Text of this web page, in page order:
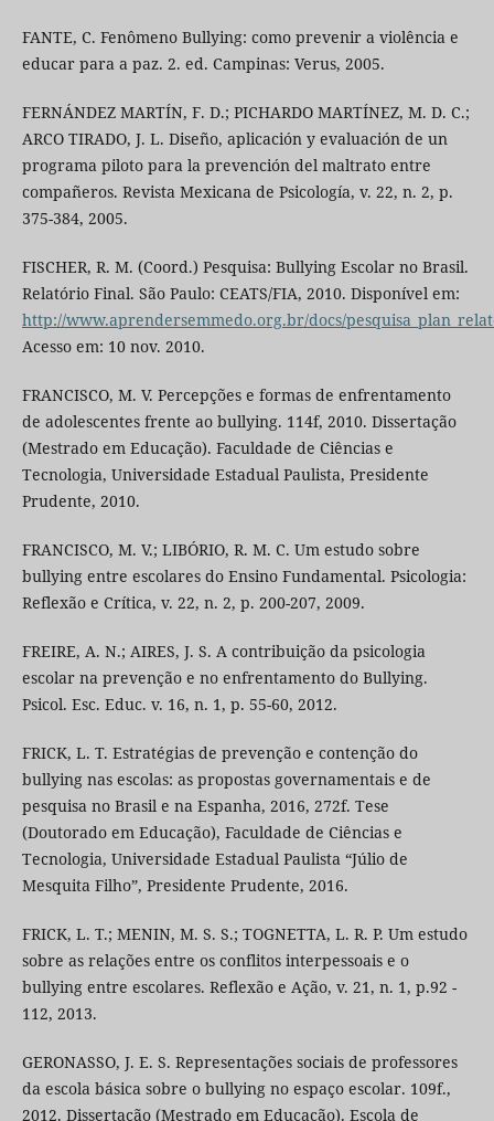
FANTE, C. Fenômeno Bullying: como prevenir a violência e
educar para a paz. 2. ed. Campinas: Verus, 2005.
FERNÁNDEZ MARTÍN, F. D.; PICHARDO MARTÍNEZ, M. D. C.;
ARCO TIRADO, J. L. Diseño, aplicación y evaluación de un
programa piloto para la prevención del maltrato entre
compañeros. Revista Mexicana de Psicología, v. 22, n. 2, p.
375-384, 2005.
FISCHER, R. M. (Coord.) Pesquisa: Bullying Escolar no Brasil.
Relatório Final. São Paulo: CEATS/FIA, 2010. Disponível em:
http://www.aprendersemmedo.org.br/docs/
Acesso em: 10 nov. 2010.
FRANCISCO, M. V. Percepções e formas de enfrentamento
de adolescentes frente ao bullying. 114f, 2010. Dissertação
(Mestrado em Educação). Faculdade de Ciências e
Tecnologia, Universidade Estadual Paulista, Presidente
Prudente, 2010.
FRANCISCO, M. V.; LIBÓRIO, R. M. C. Um estudo sobre
bullying entre escolares do Ensino Fundamental. Psicologia:
Reflexão e Crítica, v. 22, n. 2, p. 200-207, 2009.
FREIRE, A. N.; AIRES, J. S. A contribuição da psicologia
escolar na prevenção e no enfrentamento do Bullying.
Psicol. Esc. Educ. v. 16, n. 1, p. 55-60, 2012.
FRICK, L. T. Estratégias de prevenção e contenção do
bullying nas escolas: as propostas governamentais e de
pesquisa no Brasil e na Espanha, 2016, 272f. Tese
(Doutorado em Educação), Faculdade de Ciências e
Tecnologia, Universidade Estadual Paulista “Júlio de
Mesquita Filho”, Presidente Prudente, 2016.
FRICK, L. T.; MENIN, M. S. S.; TOGNETTA, L. R. P. Um estudo
sobre as relações entre os conflitos interpessoais e o
bullying entre escolares. Reflexão e Ação, v. 21, n. 1, p.92 -
112, 2013.
GERONASSO, J. E. S. Representações sociais de professores
da escola básica sobre o bullying no espaço escolar. 109f.,
2012. Dissertação (Mestrado em Educação). Escola de